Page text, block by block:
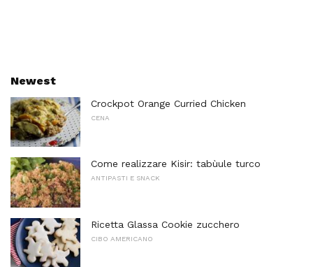
Newest
Crockpot Orange Curried Chicken
CENA
Come realizzare Kisir: tabùule turco
ANTIPASTI E SNACK
Ricetta Glassa Cookie zucchero
CIBO AMERICANO